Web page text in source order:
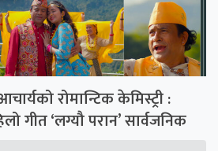
रोमान्टिक केमिस्ट्री :
गीत ‘लग्यौ परान’ सार्वजनिक